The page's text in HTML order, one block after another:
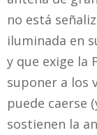
no está
iluminada en
y que exige la
suponer a los
puede caerse
sostienen la